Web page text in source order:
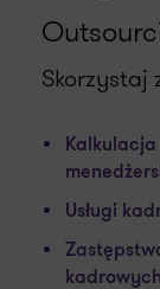
Skorzystaj
Usługi
kadrowych